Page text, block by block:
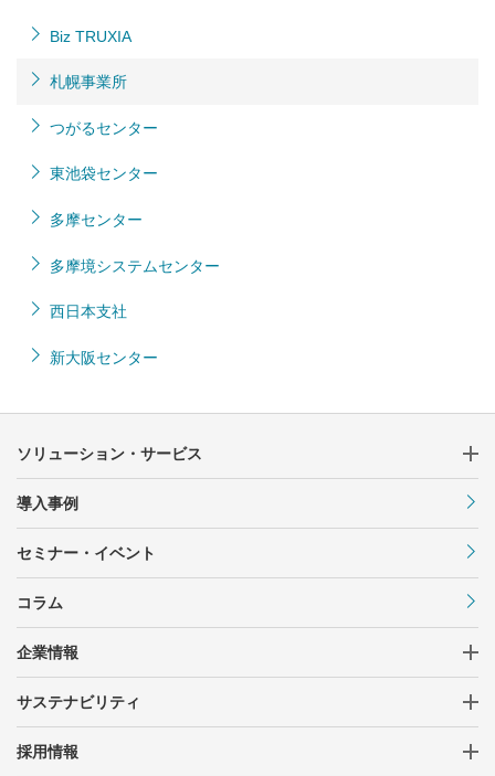
Biz TRUXIA
札幌事業所
つがるセンター
東池袋センター
多摩センター
多摩境システムセンター
西日本支社
新大阪センター
ソリューション・サービス
導入事例
セミナー・イベント
コラム
企業情報
サステナビリティ
採用情報